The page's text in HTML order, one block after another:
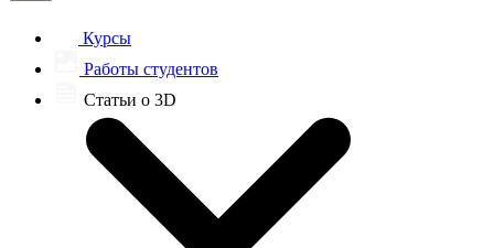
Курсы
Работы студентов
Статьи о 3D